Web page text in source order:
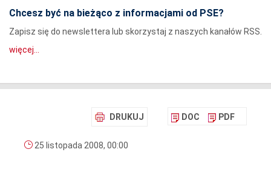
Chcesz być na bieżąco z informacjami od PSE?
Zapisz się do newslettera lub skorzystaj z naszych kanałów RSS.
więcej...
DRUKUJ DOC PDF
25 listopada 2008, 00:00